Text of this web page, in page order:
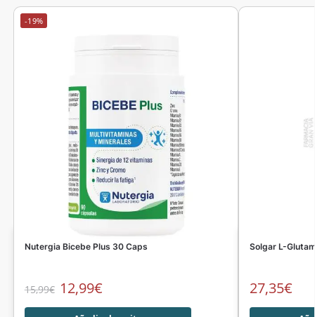
-19%
Nutergia Bicebe Plus 30 Caps
15,99€ 12,99€
Solgar L-
27,35€